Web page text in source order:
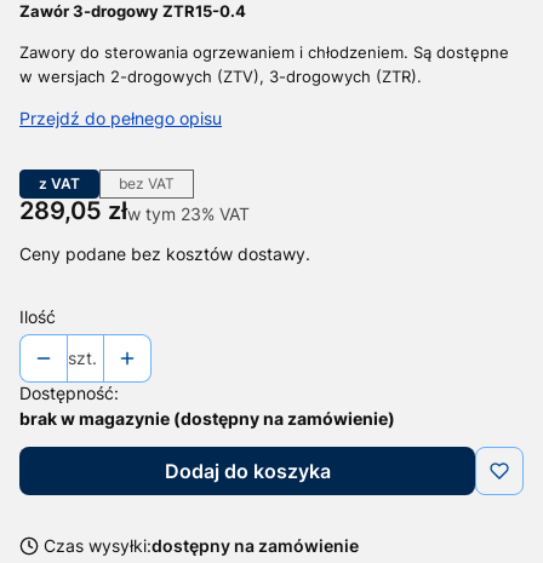
Zawór 3-drogowy ZTR15-0.4
Zawory do sterowania ogrzewaniem i chłodzeniem. Są dostępne
w wersjach 2-drogowych (ZTV), 3-drogowych (ZTR).
Przejdź do pełnego opisu
z VAT bez VAT
Cena
289,05 złw tym 23% VAT
w tym 23% VAT
Ceny podane bez kosztów dostawy.
Ilość
szt.
Dostępność:
brak w magazynie (dostępny na zamówienie)
Dodaj do koszyka
Czas wysyłki:dostępny na zamówienie